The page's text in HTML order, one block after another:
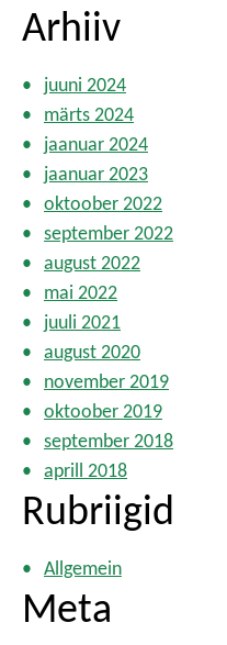
Arhiiv
juuni 2024
märts 2024
jaanuar 2024
jaanuar 2023
oktoober 2022
september 2022
august 2022
mai 2022
juuli 2021
august 2020
november 2019
oktoober 2019
september 2018
aprill 2018
Rubriigid
Allgemein
Meta